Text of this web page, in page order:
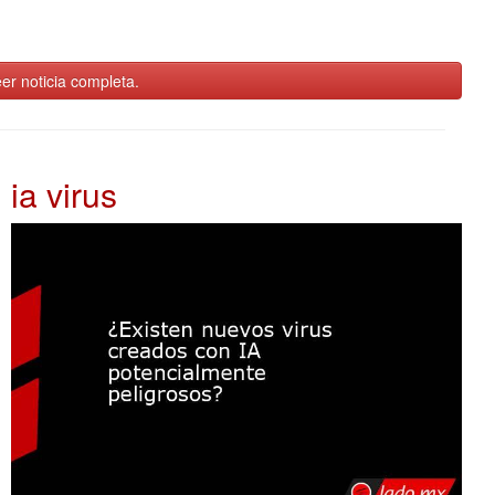
noticia completa.
ia virus